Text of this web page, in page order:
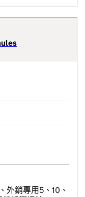
外銷專用5、10、